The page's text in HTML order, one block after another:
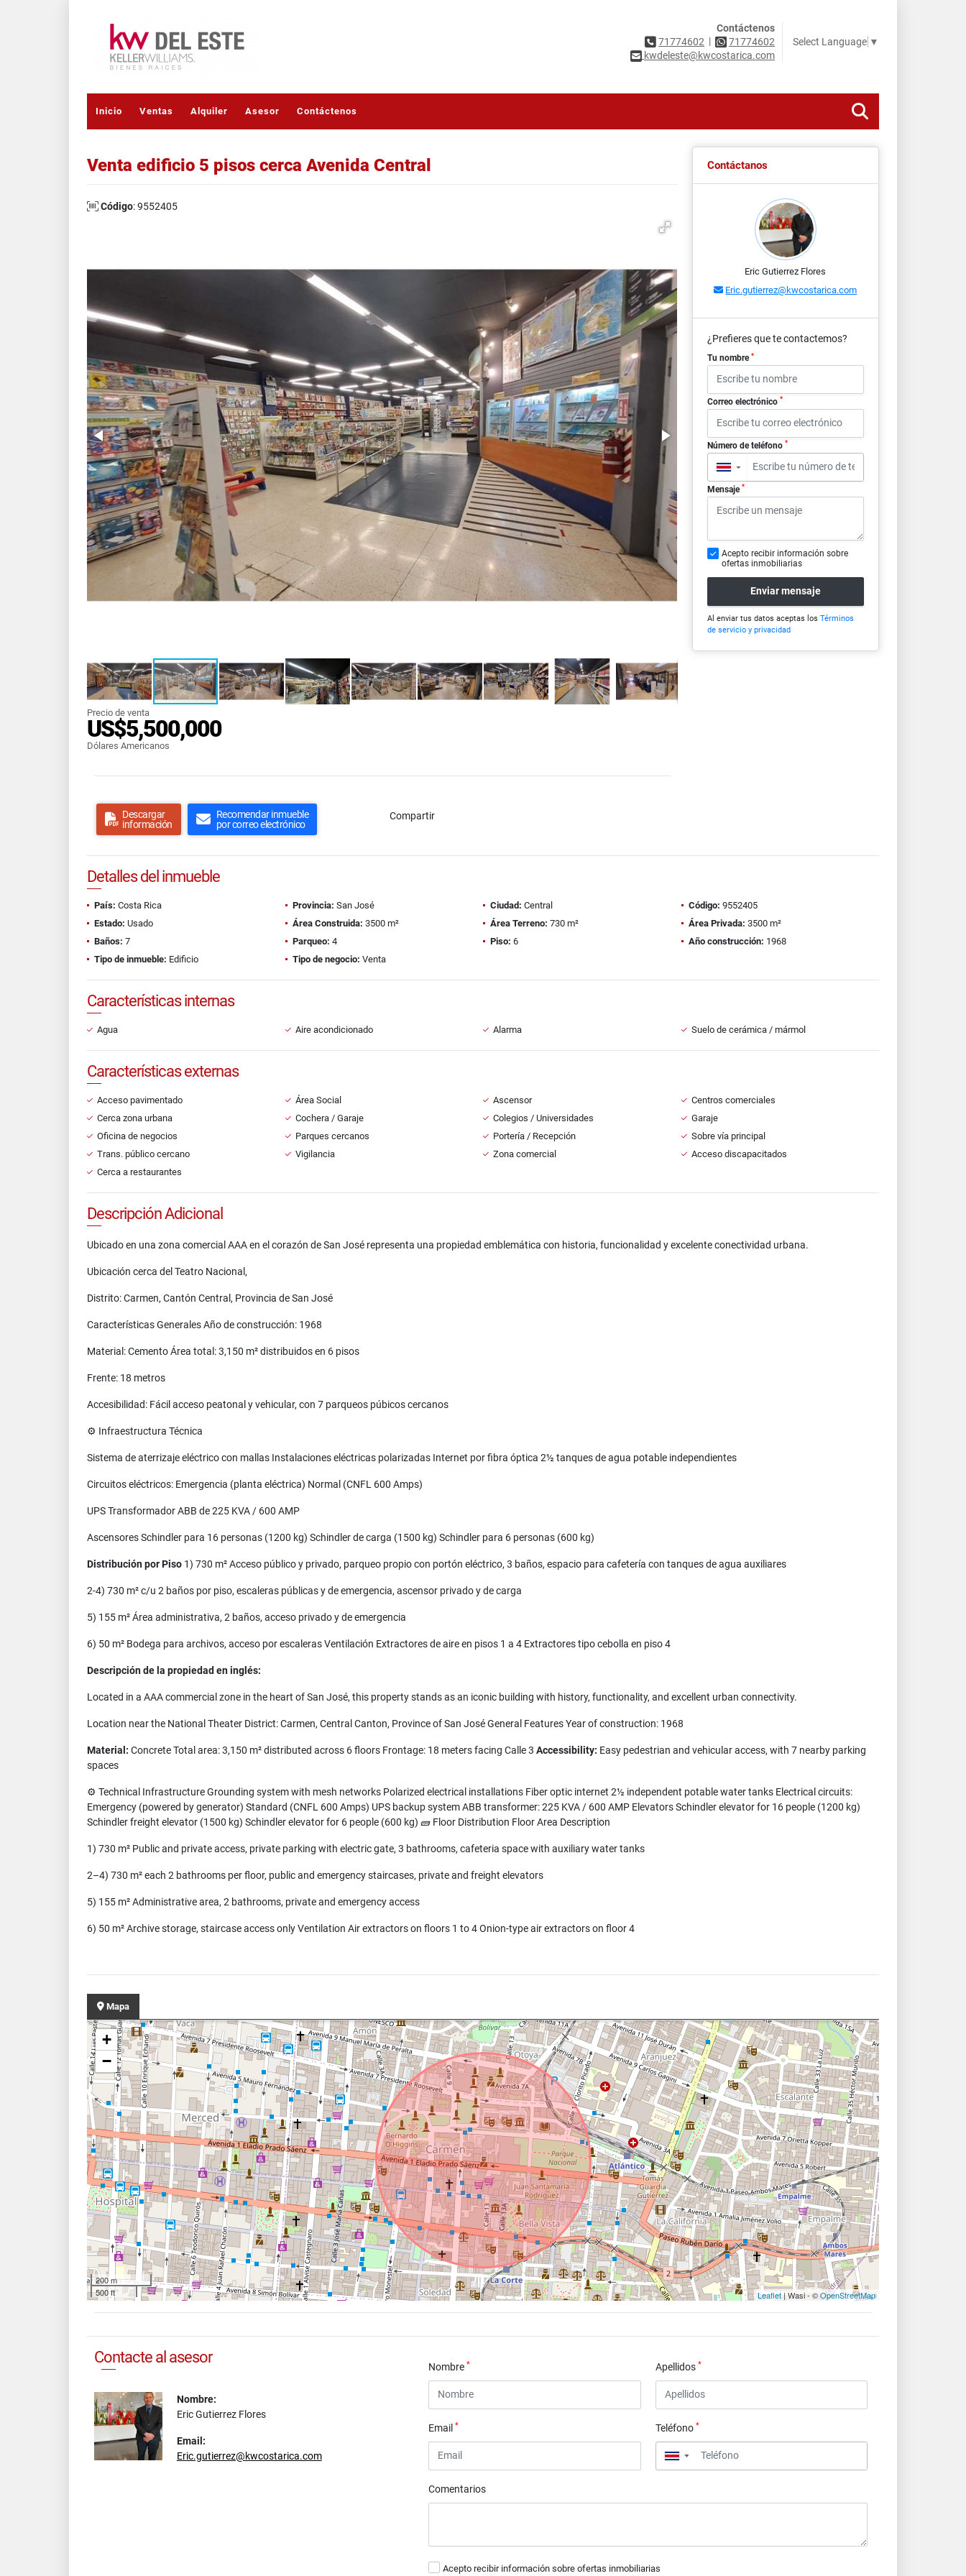
Contáctenos
71774602 |
71774602
kwdeleste@kwcostarica.com
Select Language ▼
Inicio Ventas Alquiler Asesor Contáctenos
Venta edificio 5 pisos cerca Avenida Central
Código: 9552405
Precio de venta
US$5,500,000
Dólares Americanos
Descargar
información
Recomendar inmueble
por correo electrónico
Compartir
Contáctanos
Eric Gutierrez Flores
Eric.gutierrez@kwcostarica.com
¿Prefieres que te contactemos?
Tu nombre *
Correo electrónico *
Número de teléfono *
▼
Mensaje *
Acepto recibir información sobre
ofertas inmobiliarias
Enviar mensaje
Al enviar tus datos aceptas los Términos
de servicio y privacidad
Detalles del inmueble
País: Costa Rica Provincia: San José Ciudad: Central Código: 9552405
Estado: Usado Área Construida: 3500 m² Área Terreno: 730 m² Área Privada: 3500 m²
Baños: 7 Parqueo: 4 Piso: 6 Año construcción: 1968
Tipo de inmueble: Edificio Tipo de negocio: Venta
Características internas
Agua Aire acondicionado Alarma Suelo de cerámica / mármol
Características externas
Acceso pavimentado Área Social Ascensor
Centros comerciales
Cerca zona urbana
Cochera / Garaje Colegios / Universidades
Garaje
Oficina de negocios
Parques cercanos Portería / Recepción
Sobre vía principal
Trans. público cercano
Vigilancia Zona comercial
Acceso discapacitados
Cerca a restaurantes
Descripción Adicional
Ubicado en una zona comercial AAA en el corazón de San José representa una propiedad emblemática con historia, funcionalidad y excelente conectividad urbana.
Ubicación cerca del Teatro Nacional,
Distrito: Carmen, Cantón Central, Provincia de San José
Características Generales Año de construcción: 1968
Material: Cemento Área total: 3,150 m² distribuidos en 6 pisos
Frente: 18 metros
Accesibilidad: Fácil acceso peatonal y vehicular, con 7 parqueos púbicos cercanos
⚙️ Infraestructura Técnica
Sistema de aterrizaje eléctrico con mallas Instalaciones eléctricas polarizadas Internet por fibra óptica 2½ tanques de agua potable independientes
Circuitos eléctricos: Emergencia (planta eléctrica) Normal (CNFL 600 Amps)
UPS Transformador ABB de 225 KVA / 600 AMP
Ascensores Schindler para 16 personas (1200 kg) Schindler de carga (1500 kg) Schindler para 6 personas (600 kg)
Distribución por Piso 1) 730 m² Acceso público y privado, parqueo propio con portón eléctrico, 3 baños, espacio para cafetería con tanques de agua auxiliares
2-4) 730 m² c/u 2 baños por piso, escaleras públicas y de emergencia, ascensor privado y de carga
5) 155 m² Área administrativa, 2 baños, acceso privado y de emergencia
6) 50 m² Bodega para archivos, acceso por escaleras Ventilación Extractores de aire en pisos 1 a 4 Extractores tipo cebolla en piso 4
Descripción de la propiedad en inglés:
Located in a AAA commercial zone in the heart of San José, this property stands as an iconic building with history, functionality, and excellent urban connectivity.
Location near the National Theater District: Carmen, Central Canton, Province of San José General Features Year of construction: 1968
Material: Concrete Total area: 3,150 m² distributed across 6 floors Frontage: 18 meters facing Calle 3 Accessibility: Easy pedestrian and vehicular access, with 7 nearby parking
spaces
⚙️ Technical Infrastructure Grounding system with mesh networks Polarized electrical installations Fiber optic internet 2½ independent potable water tanks Electrical circuits:
Emergency (powered by generator) Standard (CNFL 600 Amps) UPS backup system ABB transformer: 225 KVA / 600 AMP Elevators Schindler elevator for 16 people (1200 kg)
Schindler freight elevator (1500 kg) Schindler elevator for 6 people (600 kg) 🧱 Floor Distribution Floor Area Description
1) 730 m² Public and private access, private parking with electric gate, 3 bathrooms, cafeteria space with auxiliary water tanks
2–4) 730 m² each 2 bathrooms per floor, public and emergency staircases, private and freight elevators
5) 155 m² Administrative area, 2 bathrooms, private and emergency access
6) 50 m² Archive storage, staircase access only Ventilation Air extractors on floors 1 to 4 Onion-type air extractors on floor 4
Mapa
+
−
200 m
500 ft
Leaflet| Wasi - ©OpenStreetMap
Contacte al asesor
Nombre:
Eric Gutierrez Flores
Email:
Eric.gutierrez@kwcostarica.com
Nombre* Apellidos *
Email* Teléfono *
▼
Comentarios
Acepto recibir información sobre ofertas inmobiliarias